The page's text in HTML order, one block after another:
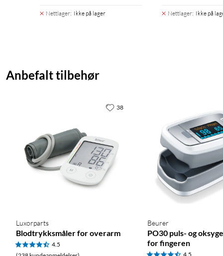
Nettlager: Ikke på lager Nettlager: Ikke på
Anbefalt tilbehør
Luxorparts
Blodtrykksmåler for overarm
4.5
38
Beurer
PO30 puls- og
for fingeren
4.5